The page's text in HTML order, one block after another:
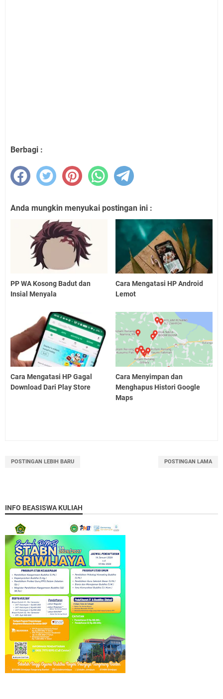
Berbagi :
Anda mungkin menyukai postingan ini :
PP WA Kosong Badut dan
Insial Menyala
Cara Mengatasi HP Android
Lemot
Cara Mengatasi HP Gagal
Download Dari Play Store
Cara Menyimpan dan
Menghapus Histori Google
Maps
POSTINGAN LEBIH BARU POSTINGAN LAMA
INFO BEASISWA KULIAH